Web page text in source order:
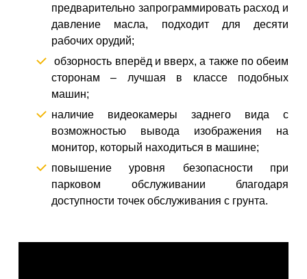
предварительно запрограммировать расход и
давление масла, подходит для десяти
рабочих орудий;
обзорность вперёд и вверх, а также по обеим
сторонам – лучшая в классе подобных
машин;
наличие видеокамеры заднего вида с
возможностью вывода изображения на
монитор, который находиться в машине;
повышение уровня безопасности при
парковом обслуживании благодаря
доступности точек обслуживания с грунта.